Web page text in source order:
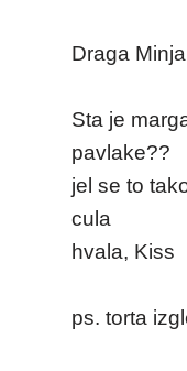
Draga
Sta je
pavlake??
jel se to
cula
hvala, Kiss
ps. torta